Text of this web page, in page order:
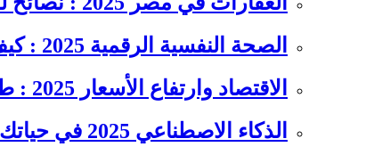
الصحة النفسية الرقمية 2025 : كيف تؤثر السوشيال ميديا على…
الاقتصاد وارتفاع الأسعار 2025 : طرق عملية للتوفير وإدارة المصاريف
الذكاء الاصطناعي 2025 في حياتك اليومية : الدليل الشامل للاستفادة…